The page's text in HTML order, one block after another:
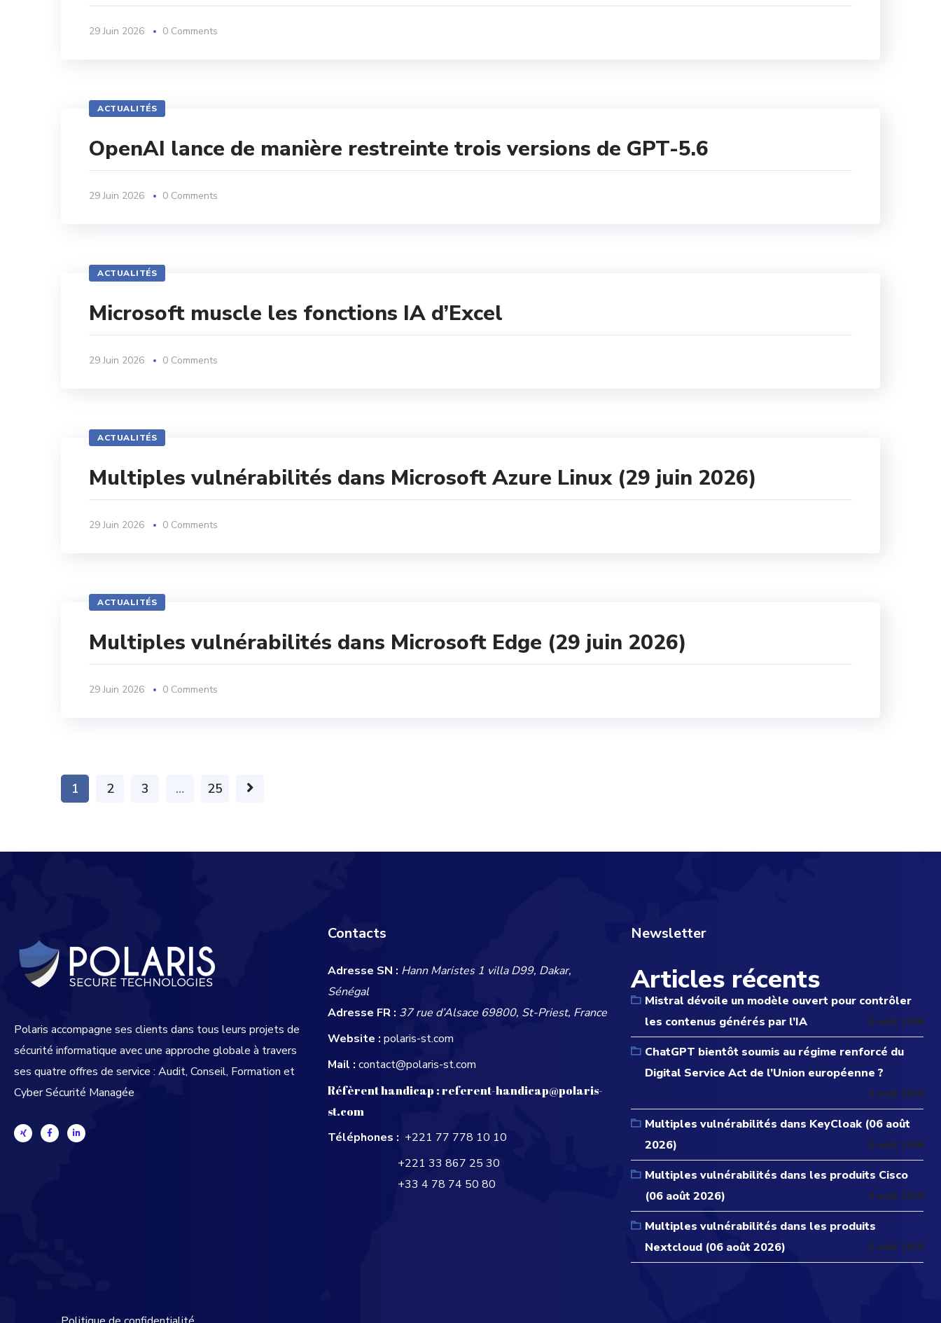
29 Juin 2026 0 Comments
ACTUALITÉS
OpenAI lance de manière restreinte trois versions de GPT-5.6
29 Juin 2026 0 Comments
ACTUALITÉS
Microsoft muscle les fonctions IA d’Excel
29 Juin 2026 0 Comments
ACTUALITÉS
Multiples vulnérabilités dans Microsoft Azure Linux (29 juin 2026)
29 Juin 2026 0 Comments
ACTUALITÉS
Multiples vulnérabilités dans Microsoft Edge (29 juin 2026)
29 Juin 2026 0 Comments
1 2 3 … 25
Polaris accompagne ses clients dans tous leurs projets de
sécurité informatique avec une approche globale à travers
ses quatre offres de service : Audit, Conseil, Formation et
Cyber Sécurité Managée
Contacts
Adresse SN : Hann Maristes 1 villa D99, Dakar,
Sénégal
Adresse FR : 37 rue d’Alsace 69800, St-Priest, France
Website : polaris-st.com
Mail : contact@polaris-st.com
Réfèrent handicap :referent-handicap@polaris-
st.com
Téléphones : +221 77 778 10 10
+221 33 867 25 30
+33 4 78 74 50 80
Newsletter
Articles récents
Mistral dévoile un modèle ouvert pour contrôler
les contenus générés par l’IA
6 août 2026
ChatGPT bientôt soumis au régime renforcé du
Digital Service Act de l’Union européenne ?
6 août 2026
Multiples vulnérabilités dans KeyCloak (06 août
2026)
6 août 2026
Multiples vulnérabilités dans les produits Cisco
(06 août 2026)
6 août 2026
Multiples vulnérabilités dans les produits
Nextcloud (06 août 2026)
6 août 2026